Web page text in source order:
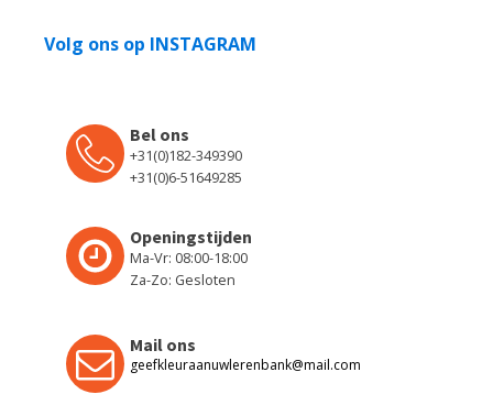
Volg ons op INSTAGRAM
Bel ons
+31(0)182-349390
+31(0)6-51649285
Openingstijden
Ma-Vr: 08:00-18:00
Za-Zo: Gesloten
Mail ons
geefkleuraanuwlerenbank@mail.com